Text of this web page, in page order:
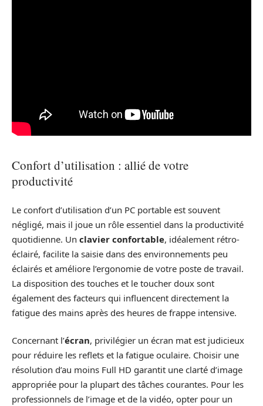
Confort d’utilisation : allié de votre
productivité
Le confort d’utilisation d’un PC portable est souvent
négligé, mais il joue un rôle essentiel dans la productivité
quotidienne. Un clavier confortable, idéalement rétro-
éclairé, facilite la saisie dans des environnements peu
éclairés et améliore l’ergonomie de votre poste de travail.
La disposition des touches et le toucher doux sont
également des facteurs qui influencent directement la
fatigue des mains après des heures de frappe intensive.
Concernant l’écran, privilégier un écran mat est judicieux
pour réduire les reflets et la fatigue oculaire. Choisir une
résolution d’au moins Full HD garantit une clarté d’image
appropriée pour la plupart des tâches courantes. Pour les
professionnels de l’image et de la vidéo, opter pour un